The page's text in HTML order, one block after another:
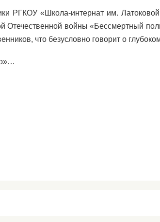
РГКОУ «Школа-интернат им.
Отечественной войны «Бессмертный
что безусловно говорит о